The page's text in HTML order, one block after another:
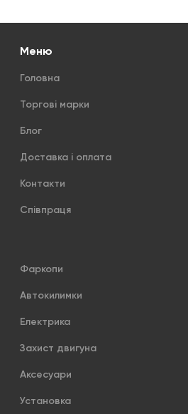
Меню
Головна
Торгові марки
Блог
Доставка і оплата
Контакти
Співпраця
Фаркопи
Автокилимки
Електрика
Захист двигуна
Аксесуари
Установка